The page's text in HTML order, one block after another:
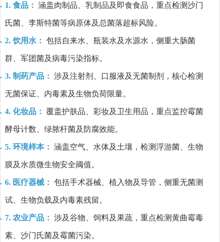
1. 食品： 涵盖肉制品、乳制品及即食食品，重点检测沙门
氏菌、李斯特菌等病原体及总菌落超标风险。
2. 饮用水： 包括自来水、瓶装水及水源水，侧重大肠菌
群、军团菌及病毒污染指标。
3. 制药产品： 涉及注射剂、口服液及无菌制剂，核心检测
无菌保证、内毒素及生物负荷限量。
4. 化妆品： 覆盖护肤品、彩妆及卫生用品，重点监控霉菌
酵母计数、绿脓杆菌及防腐效能。
5. 环境样本： 涵盖空气、水体及土壤，检测浮游菌、生物
膜及水质微生物安全阈值。
6. 医疗器械： 包括手术器械、植入物及导管，侧重无菌测
试、生物负载及内毒素残留。
7. 农业产品： 涉及谷物、饲料及果蔬，重点检测黄曲霉毒
素、沙门氏菌及霉菌污染。